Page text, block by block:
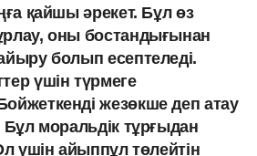
қайшы әрекет. Бұл өз
оны бостандығынан
болып есептеледі.
үшін түрмеге
жезөкше деп атау
Бұл моральдік тұрғыдан
үшін айыппұл төлейтін